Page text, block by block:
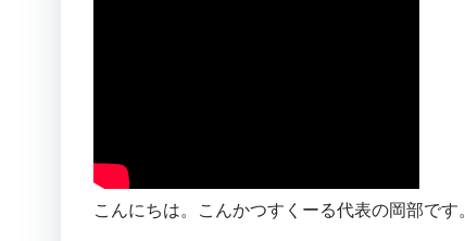
こんにちは。こんかつすくーる代表の岡部です。